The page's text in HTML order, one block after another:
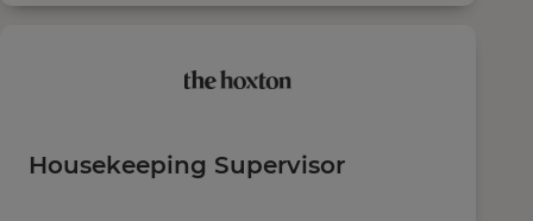
Housekeeping Supervisor